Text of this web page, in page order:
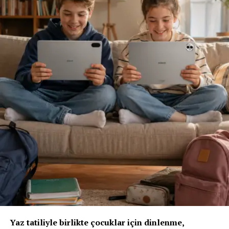
Sigortacılığı sezonluk indirim odaklı yapıdan
uzaklaştırmak gerektiğini ifade edenÖlken,sözlerine
şöyle devam etti: “Toplam maliyetleri düşüren,
verimliliği artıran ve müşterilerimize daha erişilebilir
çözümler sunan bir sektör yapısına ihtiyacımız var. Bu
yüzden sektör olarak fabrika ayarlarımıza dönmeliyiz.
Bizim fabrika ayarlarımız; müşteriyi anlamakla başlar,
riski doğru değerlendirmekle, acenteyi güçlendirmekle
ve sürdürülebilir fiyatlama disipliniyle şekillenir. AXA
Türkiye olarak Empati Güvencesi yaklaşımımızı önleyici
sigortacılık anlayışıyla birleştiriyor, Adaptif Sigortacılık
2030 vizyonumuzla geleceğe hazırlanıyoruz. Çünkü
gelecekte değer yaratacak olan, yalnızca gerçekleşen
kayıpları karşılayan değil; hayatı koruyan, riskleri
öngören ve dayanıklılığı artıran sigortacılık modelidir.”
“Yapay Zeka ve Veri, Yeni Dönemin Belirleyicileri
Yaz tatiliyle birlikte çocuklar için dinlenme,